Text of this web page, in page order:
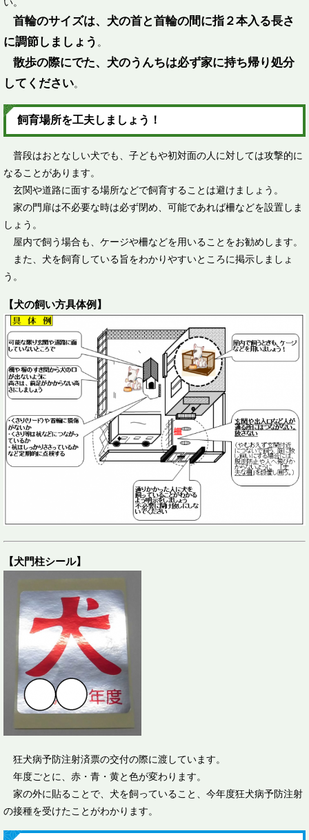
い。
首輪のサイズは、犬の首と首輪の間に指２本入る長さ
に調節しましょう 。
散歩の際にでた、犬のうんちは必ず家に持ち帰り処分
してください。
飼育場所を工夫しましょう！
普段はおとなしい犬でも、子どもや初対面の人に対しては攻撃的に
なることがあります。
玄関や道路に面する場所などで飼育することは避けましょう。
家の門扉は不必要な時は必ず閉め、可能であれば柵などを設置しま
しょう。
屋内で飼う場合も、ケージや柵などを用いることをお勧めします。
また、犬を飼育している旨をわかりやすいところに掲示しましょ
う。
【犬の飼い方具体例】
【犬門柱シール】
狂犬病予防注射済票の交付の際に渡しています。
年度ごとに、赤・青・黄と色が変わります。
家の外に貼ることで、犬を飼っていること、今年度狂犬病予防注射
の接種を受けたことがわかります。